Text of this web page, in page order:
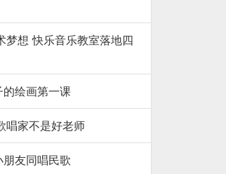
梦想 快乐音乐教室落地四
绘画第一课
唱家不是好老师
友同唱民歌